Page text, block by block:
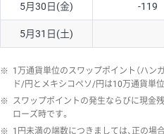
5月30日(金) -119
5月31日(土)
※ 1万通貨単位のスワップポイント（ハ
ド/円とメキシコペソ/円は10万通貨単位
※ スワップポイントの発生ならびに現金
ローズ時です。
※ 1円未満の端数につきましては、正の場